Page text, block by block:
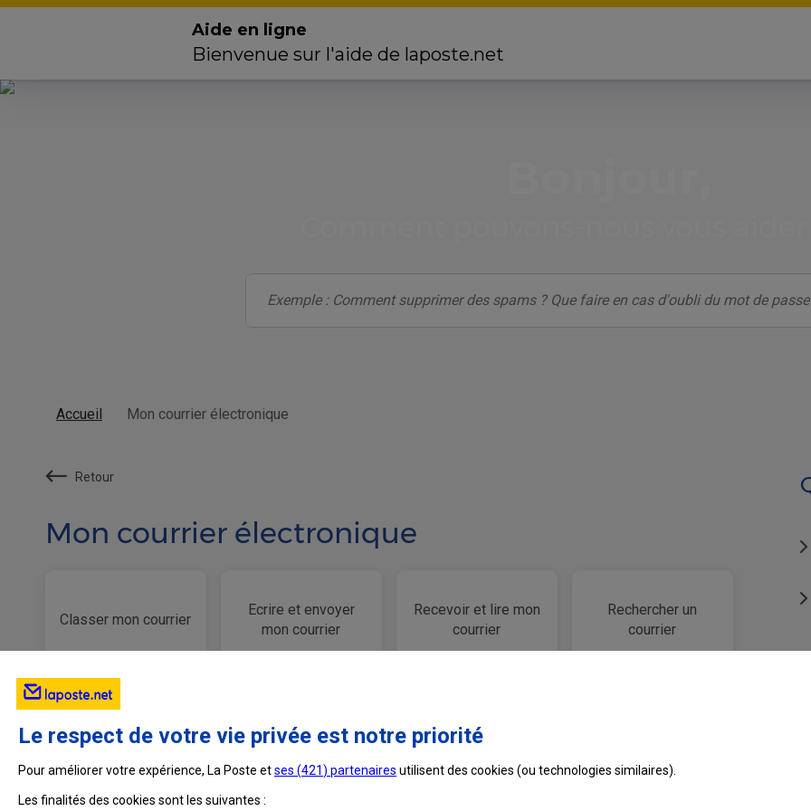
Aide en ligne
Bienvenue sur l'aide de laposte.net
Accueil Mon courrier électronique
Mon courrier électronique
Retour
Classer mon courrier
Ecrire et envoyer
mon courrier
Recevoir et lire mon
courrier
Rechercher un
courrier
Le respect de votre vie privée est notre priorité
Pour améliorer votre expérience, La Poste etses (421) partenaires utilisent des cookies (ou technologies similaires).
Les finalités des cookies sont les suivantes :